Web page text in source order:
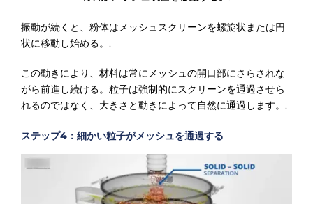
振動が続くと、粉体はメッシュスクリーンを螺旋状または円
状に移動し始める。.
この動きにより、材料は常にメッシュの開口部にさらされな
がら前進し続ける。粒子は強制的にスクリーンを通過させら
れるのではなく、大きさと動きによって自然に通過します。.
ステップ4：細かい粒子がメッシュを通過する